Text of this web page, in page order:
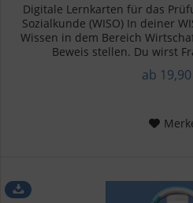
Digitale Lernkarten für das
Sozialkunde (WISO) In deiner
Wissen in dem Bereich
Beweis stellen. Du wirst
ab